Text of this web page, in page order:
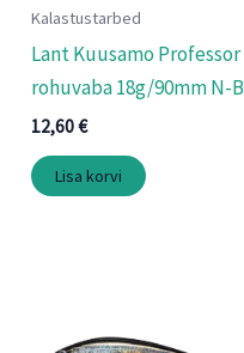
Kalastustarbed
Lant Kuusamo Professor
rohuvaba 18g/90mm N-B
12,60€
Lisa korvi